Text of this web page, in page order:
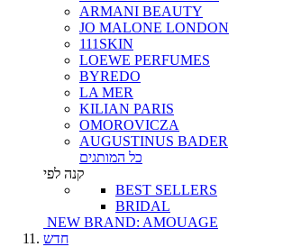
ARMANI BEAUTY
JO MALONE LONDON
111SKIN
LOEWE PERFUMES
BYREDO
LA MER
KILIAN PARIS
OMOROVICZA
AUGUSTINUS BADER
כל המותגים
קנה לפי
BEST SELLERS
BRIDAL
NEW BRAND: AMOUAGE
חדש